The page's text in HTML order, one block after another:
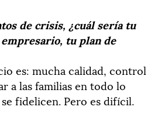
de crisis, ¿cuál sería tu
tu plan de
es: mucha calidad, control
a las familias en todo lo
fidelicen. Pero es difícil.